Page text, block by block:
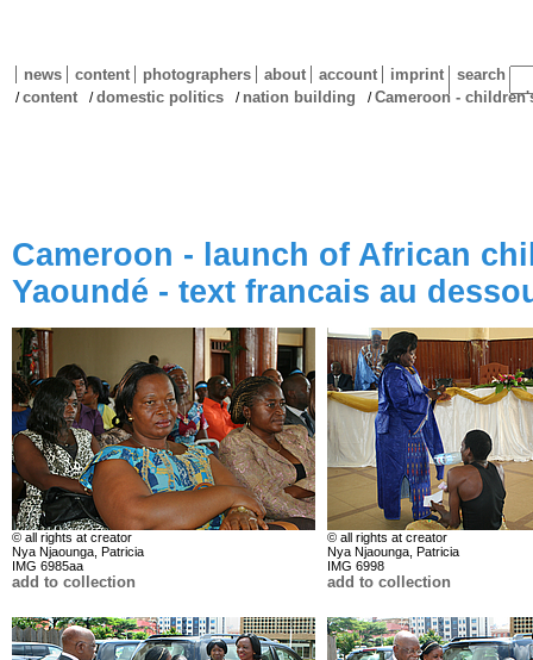
news content photographers about account imprint search
/content /domestic politics / nation building /Cameroon -
Cameroon - launch of African
Yaoundé - text francais au
© all rights at creator
Nya Njaounga, Patricia
IMG 6985aa
add to collection
© all rights at creator
Nya Njaounga, Patricia
IMG 6998
add to collection